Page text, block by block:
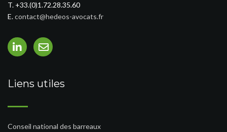
T. +33.(0)1.72.28.35.60
E.contact@hedeos-avocats.fr
Liens utiles
Conseil national des barreaux